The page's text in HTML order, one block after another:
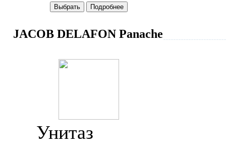
JACOB DELAFON Panache
Унитаз